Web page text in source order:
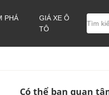
PHÁ
GIÁ XE Ô
TÔ
Có thể bạn quan